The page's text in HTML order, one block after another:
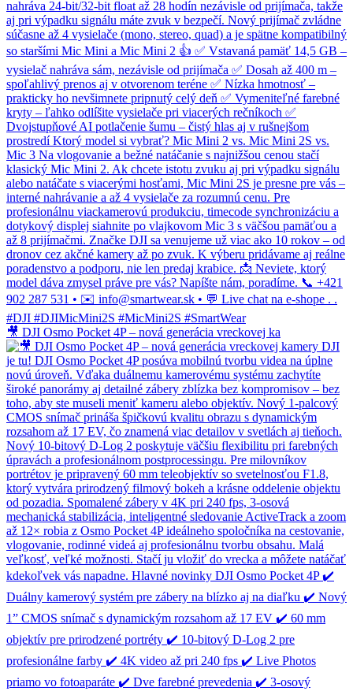
🎥 DJI Osmo Pocket 4P – nová generácia vreckovej ka